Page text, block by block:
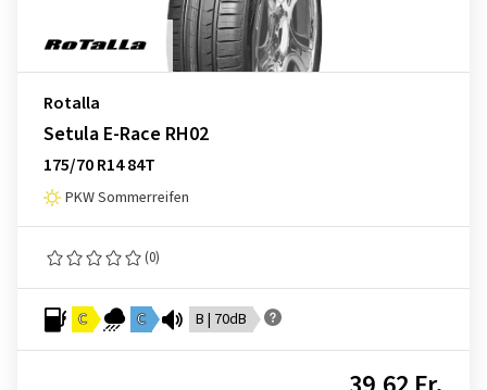
Rotalla
Setula E-Race RH02
175/70 R14 84T
PKW Sommerreifen
(0)
C C B | 70dB